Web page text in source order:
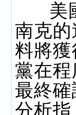
美
南克
料將
黨在
最終
分析